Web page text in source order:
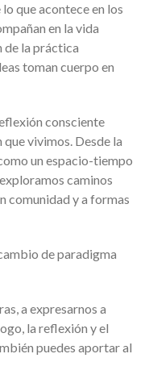
que acontece en los
en la vida
de la práctica
toman cuerpo en
consciente
vivimos. Desde la
un espacio-tiempo
caminos
comunidad y a formas
de paradigma
a expresarnos a
la reflexión y el
puedes aportar al